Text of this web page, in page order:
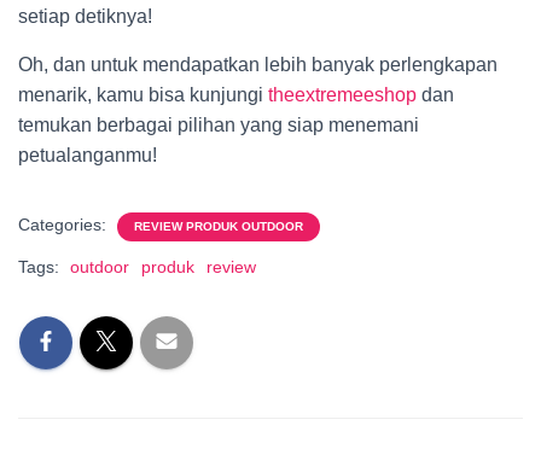
setiap detiknya!
Oh, dan untuk mendapatkan lebih banyak perlengkapan
menarik, kamu bisa kunjungi theextremeeshop dan
temukan berbagai pilihan yang siap menemani
petualanganmu!
Categories: REVIEW PRODUK OUTDOOR
Tags: outdoor produk review